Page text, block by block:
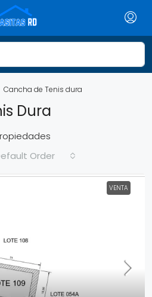
Cancha de Tenis dura
Dura
Order
VENTA